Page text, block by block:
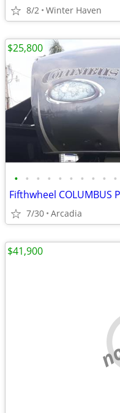
8/2 Winter Haven
• • • • • • • • • •
Fifthwheel COLUMBUS
7/30 Arcadia
$25,800
$41,900